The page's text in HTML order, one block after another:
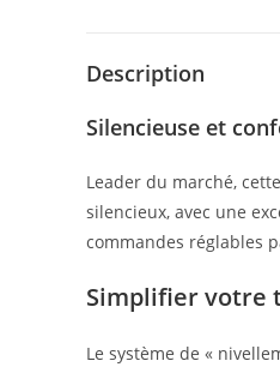
Description
Silencieuse et
Leader du marché,
silencieux, avec une
commandes réglables
Simplifier votre
Le système de «